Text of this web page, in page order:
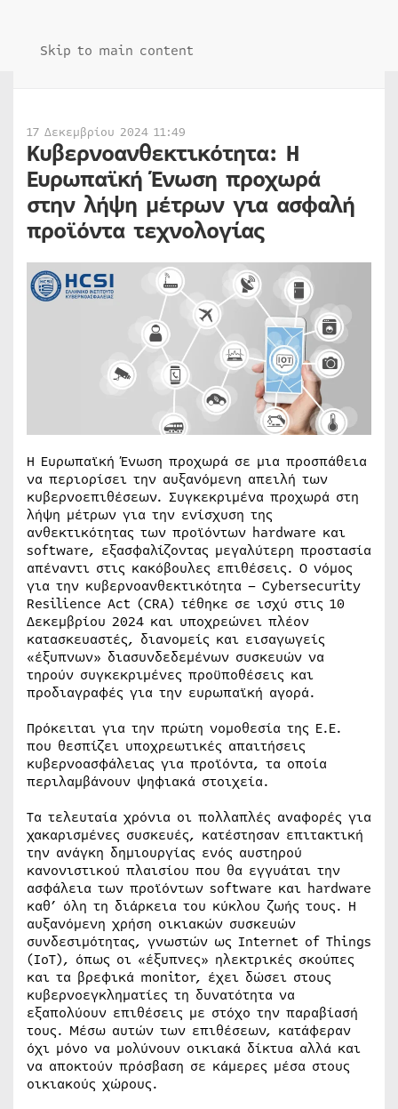
Skip to main content
17 Δεκεμβρίου 2024 11:49
Κυβερνοανθεκτικότητα: Η
Ευρωπαϊκή Ένωση προχωρά
στην λήψη μέτρων για ασφαλή
προϊόντα τεχνολογίας
Η Ευρωπαϊκή Ένωση προχωρά σε μια προσπάθεια
να περιορίσει την αυξανόμενη απειλή των
κυβερνοεπιθέσεων. Συγκεκριμένα προχωρά στη
λήψη μέτρων για την ενίσχυση της
ανθεκτικότητας των προϊόντων hardware και
software, εξασφαλίζοντας μεγαλύτερη προστασία
απέναντι στις κακόβουλες επιθέσεις. Ο νόμος
για την κυβερνοανθεκτικότητα – Cybersecurity
Resilience Act (CRA) τέθηκε σε ισχύ στις 10
Δεκεμβρίου 2024 και υποχρεώνει πλέον
κατασκευαστές, διανομείς και εισαγωγείς
«έξυπνων» διασυνδεδεμένων συσκευών να
τηρούν συγκεκριμένες προϋποθέσεις και
προδιαγραφές για την ευρωπαϊκή αγορά.
Πρόκειται για την πρώτη νομοθεσία της Ε.Ε.
που θεσπίζει υποχρεωτικές απαιτήσεις
κυβερνοασφάλειας για προϊόντα, τα οποία
περιλαμβάνουν ψηφιακά στοιχεία.
Τα τελευταία χρόνια οι πολλαπλές αναφορές για
χακαρισμένες συσκευές, κατέστησαν επιτακτική
την ανάγκη δημιουργίας ενός αυστηρού
κανονιστικού πλαισίου που θα εγγυάται την
ασφάλεια των προϊόντων software και hardware
καθ’ όλη τη διάρκεια του κύκλου ζωής τους. Η
αυξανόμενη χρήση οικιακών συσκευών
συνδεσιμότητας, γνωστών ως Internet of Things
(IoT), όπως οι «έξυπνες» ηλεκτρικές σκούπες
και τα βρεφικά monitor, έχει δώσει στους
κυβερνοεγκληματίες τη δυνατότητα να
εξαπολύουν επιθέσεις με στόχο την παραβίασή
τους. Μέσω αυτών των επιθέσεων, κατάφεραν
όχι μόνο να μολύνουν οικιακά δίκτυα αλλά και
να αποκτούν πρόσβαση σε κάμερες μέσα στους
οικιακούς χώρους.